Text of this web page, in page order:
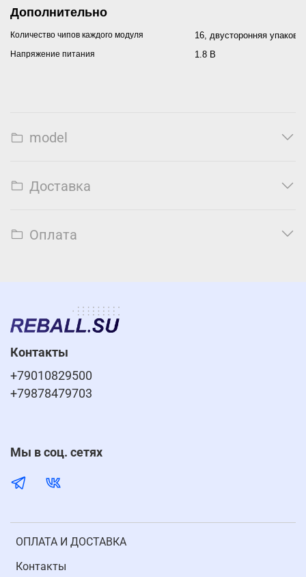
Дополнительно
Количество чипов каждого модуля 16, двусторонняя упаковка
Напряжение питания 1.8 В
model
Доставка
Оплата
ОПЛАТА И ДОСТАВКА
Контакты
Контакты
+79010829500
+79878479703
Мы в соц. сетях